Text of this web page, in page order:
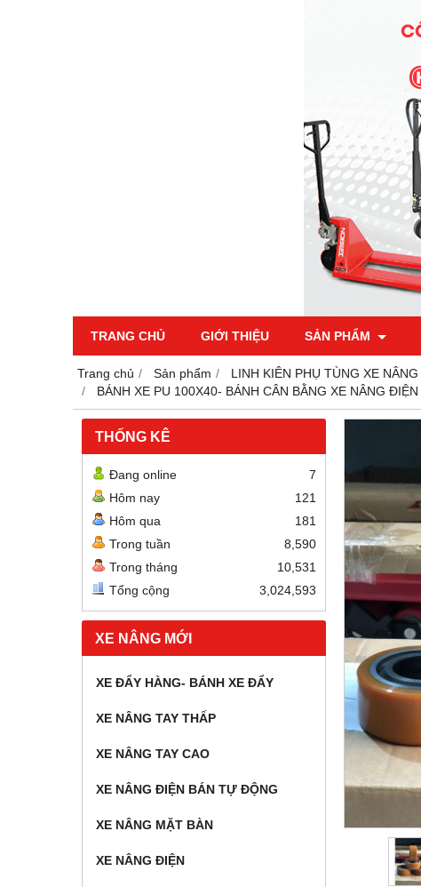
TRANG CHỦ GIỚI THIỆU SẢN PHẨM
Trang chủ Sản phẩm LINH KIÊN PHỤ TÙNG XE NÂNG
BÁNH XE PU 100X40- BÁNH CÂN BẰNG XE NÂNG ĐIỆN
THỐNG KÊ
Đang online
7
Hôm nay
121
Hôm qua
181
Trong tuần
8,590
Trong tháng
10,531
Tổng cộng
3,024,593
XE NÂNG MỚI
XE ĐẨY HÀNG- BÁNH XE ĐẨY
XE NÂNG TAY THẤP
XE NÂNG TAY CAO
XE NÂNG ĐIỆN BÁN TỰ ĐỘNG
XE NÂNG MẶT BÀN
XE NÂNG ĐIỆN